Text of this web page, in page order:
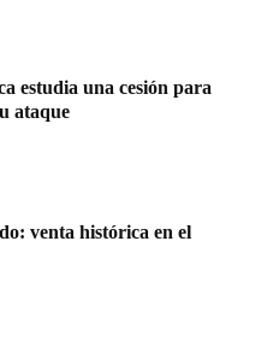
estudia una cesión para
ataque
venta histórica en el